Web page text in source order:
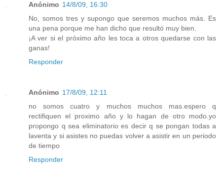
Anónimo 14/8/09, 16:30
No, somos tres y supongo que seremos muchos más. Es
una pena porque me han dicho que resultó muy bien.
¡A ver si el próximo año les toca a otros quedarse con las
ganas!
Responder
Anónimo 17/8/09, 12:11
no somos cuatro y muchos muchos mas.espero q
rectifiquen el proximo año y lo hagan de otro modo.yo
propongo q sea eliminatorio es decir q se pongan todas a
laventa y si asistes no puedas volver a asistir en un periodo
de tiempo
Responder